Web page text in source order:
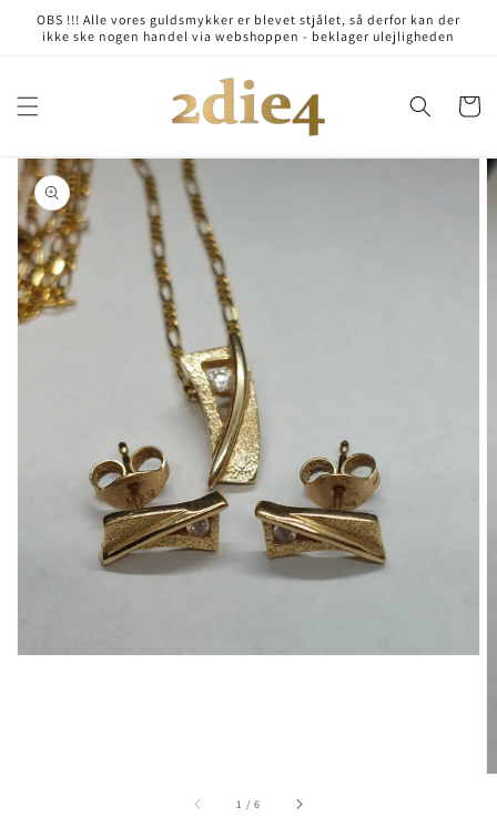
Skip to
content
OBS !!! Alle vores guldsmykker er blevet stjålet, så derfor kan der
ikke ske nogen handel via webshoppen - beklager ulejligheden
Cart
Skip to
product
information
Open
media
1
in
gallery
view
1 /of
6